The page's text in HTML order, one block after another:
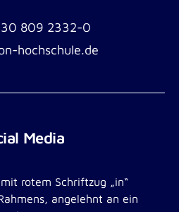
809 2332-0
hochschule.de
Media